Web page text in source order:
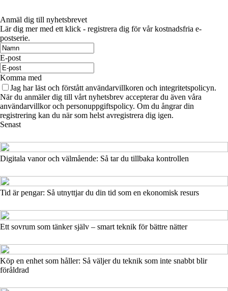
Anmäl dig till nyhetsbrevet
Lär dig mer med ett klick - registrera dig för vår kostnadsfria e-
postserie.
E-post
Komma med
Jag har läst och förstått användarvillkoren och integritetspolicyn.
När du anmäler dig till vårt nyhetsbrev accepterar du även våra
användarvillkor och personuppgiftspolicy. Om du ångrar din
registrering kan du när som helst avregistrera dig igen.
Senast
Digitala vanor och välmående: Så tar du tillbaka kontrollen
Tid är pengar: Så utnyttjar du din tid som en ekonomisk resurs
Ett sovrum som tänker själv – smart teknik för bättre nätter
Köp en enhet som håller: Så väljer du teknik som inte snabbt blir
föråldrad